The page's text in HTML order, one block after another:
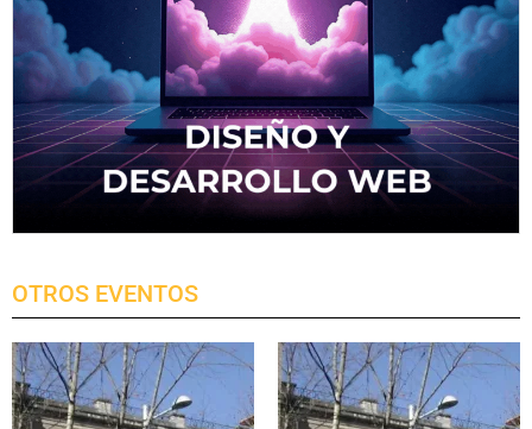
OTROS EVENTOS